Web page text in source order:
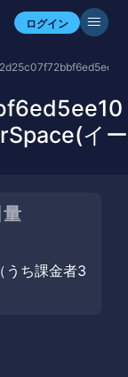
ログイン
自分のアセットを確認
イー
ち課金者3